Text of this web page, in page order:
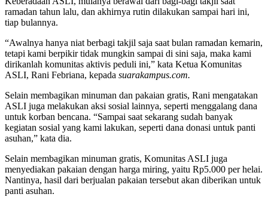
ramadan tahun lalu, dan akhirnya rutin dilakukan sampai hari ini,
tiap bulannya.
“Awalnya hanya niat berbagi takjil saja saat bulan ramadan kemarin,
tetapi kami berpikir tidak mungkin sampai di sini saja, maka kami
dirikanlah komunitas aktivis peduli ini,” kata Ketua Komunitas
ASLI, Rani Febriana, kepada suarakampus.com.
Selain membagikan minuman dan pakaian gratis, Rani mengatakan
ASLI juga melakukan aksi sosial lainnya, seperti menggalang dana
untuk korban bencana. “Sampai saat sekarang sudah banyak
kegiatan sosial yang kami lakukan, seperti dana donasi untuk panti
asuhan,” kata dia.
Selain membagikan minuman gratis, Komunitas ASLI juga
menyediakan pakaian dengan harga miring, yaitu Rp5.000 per helai.
Nantinya, hasil dari berjualan pakaian tersebut akan diberikan untuk
panti asuhan.